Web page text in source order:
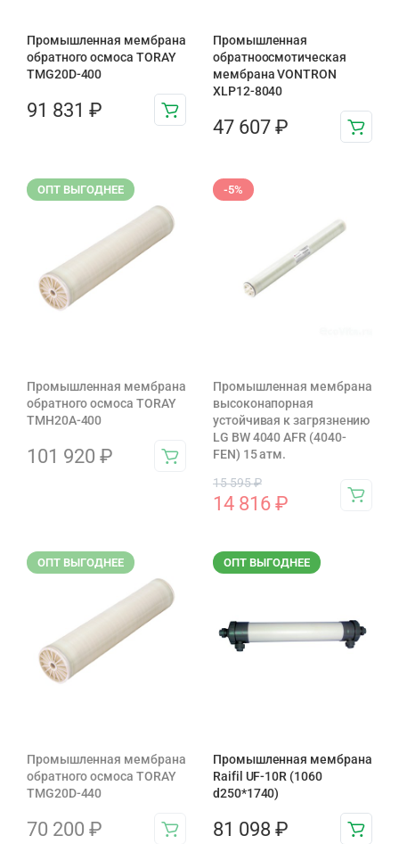
Промышленная мембрана
обратного осмоса TORAY
TMG20D-400
91 831 ₽
Промышленная
обратноосмотическая
мембрана VONTRON
XLP12-8040
47 607 ₽
ОПТ ВЫГОДНЕЕ
Промышленная мембрана
обратного осмоса TORAY
TMH20A-400
101 920 ₽
-5%
Промышленная мембрана
высоконапорная
устойчивая к загрязнению
LG BW 4040 AFR (4040-
FEN) 15 атм.
15 595₽
14 816 ₽
ОПТ ВЫГОДНЕЕ
Промышленная мембрана
обратного осмоса TORAY
TMG20D-440
70 200 ₽
ОПТ ВЫГОДНЕЕ
Промышленная мембрана
Raifil UF-10R (1060
d250*1740)
81 098 ₽